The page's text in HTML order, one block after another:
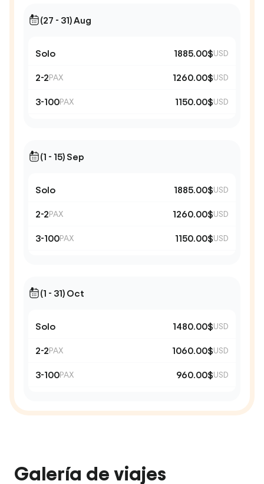
(27 - 31) Aug
Solo 1885.00$USD
2-2PAX 1260.00$USD
3-100PAX 1150.00$USD
(1 - 15) Sep
Solo 1885.00$USD
2-2PAX 1260.00$USD
3-100PAX 1150.00$USD
(1 - 31) Oct
Solo 1480.00$USD
2-2PAX 1060.00$USD
3-100PAX 960.00$USD
Galería de viajes